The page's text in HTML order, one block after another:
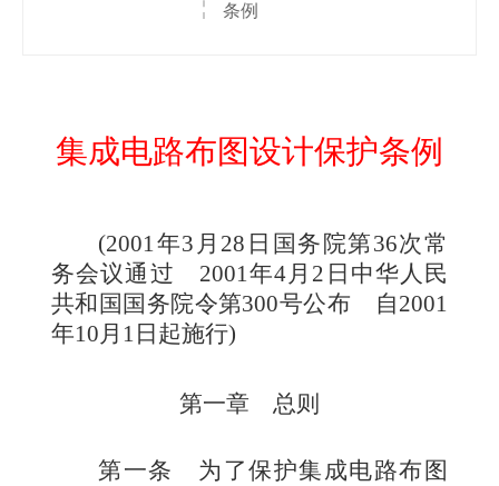
条例
集成电路布图设计保护条例
(2001年3 月 28 日国务院第36次常
务会议通过 2001年4月 2 日中华人民
共和国国务院令第300号公布 自2001
年10月 1 日起施行)
第一章 总则
第一条 为了保护集成电路布图